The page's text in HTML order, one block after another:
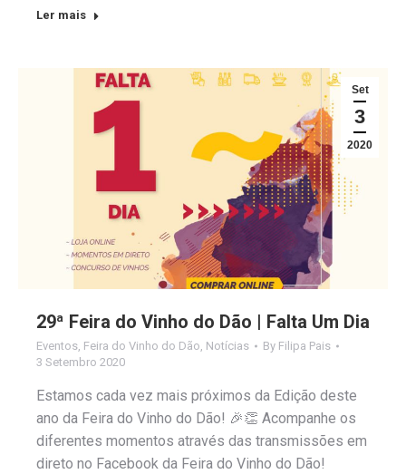
Ler mais
Set
3
2020
29ª Feira do Vinho do Dão | Falta Um Dia
Eventos, Feira do Vinho do Dão, Notícias By Filipa Pais
3 Setembro 2020
Estamos cada vez mais próximos da Edição deste
ano da Feira do Vinho do Dão! 🎉👏 Acompanhe os
diferentes momentos através das transmissões em
direto no Facebook da Feira do Vinho do Dão!